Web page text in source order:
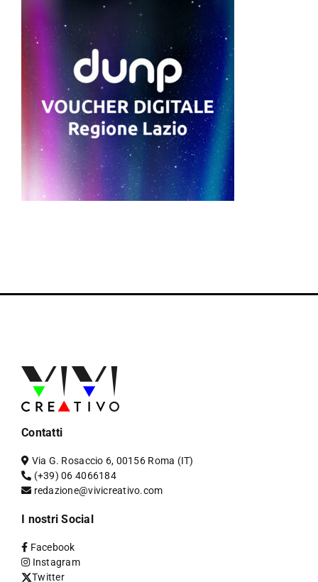
Contatti
Via G. Rosaccio 6, 00156 Roma (IT)
(+39) 06 4066184
redazione@vivicreativo.com
I nostri Social
Facebook
Instagram
Twitter